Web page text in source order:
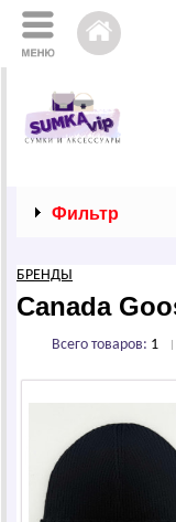
Фильтр
БРЕНДЫ
Canаdа
Всего товаров: 1